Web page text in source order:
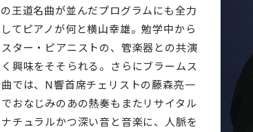
王道名曲が並んだプログラムにも全力
てピアノが何と横山幸雄。勉学中から
ター・ピアニストの、管楽器との共演
興味をそそられる。さらにブラームス
では、N響首席チェリストの藤森亮一
おなじみのあの熱奏もまたリサイタル
チュラルかつ深い音と音楽に、人脈を